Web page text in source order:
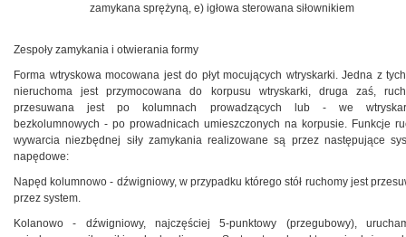
zamykana sprężyną, e) igłowa sterowana siłownikiem
Zespoły zamykania i otwierania formy
Forma wtryskowa mocowana jest do płyt mocujących wtryskarki. Jedna z tych
nieruchoma jest przymocowana do korpusu wtryskarki, druga zaś,
przesuwana jest po kolumnach prowadzących lub - we
bezkolumnowych - po prowadnicach umieszczonych na korpusie. Funkcje
wywarcia niezbędnej siły zamykania realizowane są przez następujące
napędowe:
Napęd kolumnowo - dźwigniowy, w przypadku którego stół ruchomy jest
przez system.
Kolanowo - dźwigniowy, najczęściej 5-punktowy (przegubowy),